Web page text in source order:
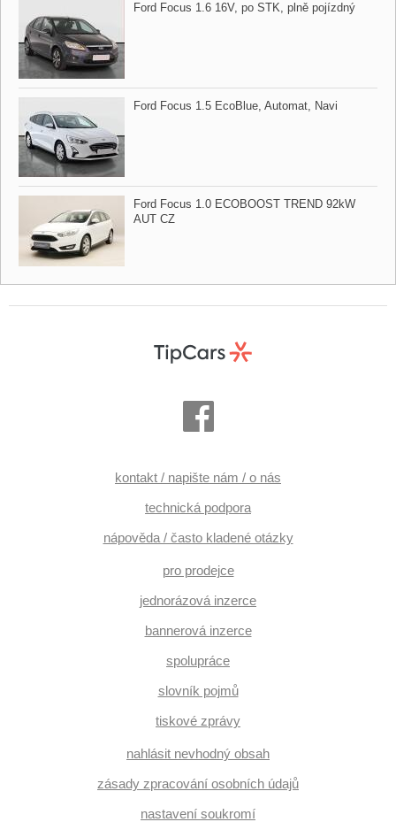
Ford Focus 1.6 16V,​ po STK,​ plně pojízdný
Ford Focus 1.5 EcoBlue,​ Automat,​ Navi
Ford Focus 1.0 ECOBOOST TREND 92kW
AUT CZ
kontakt / napište nám / o nás
technická podpora
nápověda / často kladené otázky
pro prodejce
jednorázová inzerce
bannerová inzerce
spolupráce
slovník pojmů
tiskové zprávy
nahlásit nevhodný obsah
zásady zpracování osobních údajů
nastavení soukromí